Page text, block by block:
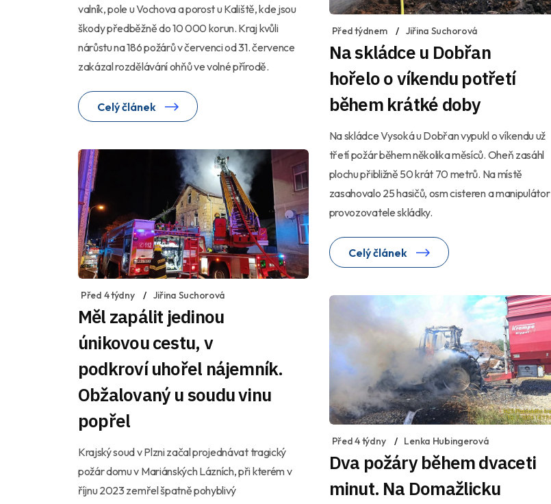
valník, pole u Vochova a porost u Kaliště, kde jsou
škody předběžně do 10 000 korun. Kraj kvůli
nárůstu na 186 požárů v červenci od 31. července
zakázal rozdělávání ohňů ve volné přírodě.
Celý článek
Před týdnem Jiřina Suchorová
Na skládce u Dobřan
hořelo o víkendu potřetí
během krátké doby
Na skládce Vysoká u Dobřan vypukl o víkendu už
třetí požár během několika měsíců. Oheň zasáhl
plochu přibližně 50 krát 70 metrů. Na místě
zasahovalo 25 hasičů, osm cisteren a manipulátor
provozovatele skládky.
Celý článek
Před 4 týdny Jiřina Suchorová
Měl zapálit jedinou
únikovou cestu, v
podkroví uhořel nájemník.
Obžalovaný u soudu vinu
popřel
Krajský soud v Plzni začal projednávat tragický
požár domu v Mariánských Lázních, při kterém v
říjnu 2023 zemřel špatně pohyblivý
Před 4 týdny Lenka Hubingerová
Dva požáry během dvaceti
minut. Na Domažlicku